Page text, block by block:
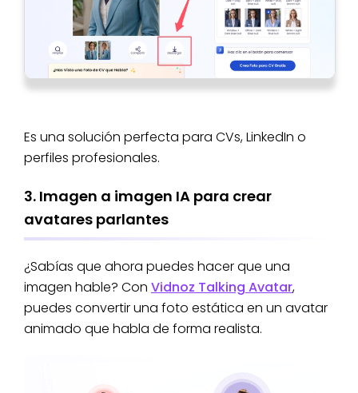
Es una solución perfecta para CVs, LinkedIn o
perfiles profesionales.
3. Imagen a imagen IA para crear
avatares parlantes
¿Sabías que ahora puedes hacer que una
imagen hable? Con Vidnoz Talking Avatar,
puedes convertir una foto estática en un avatar
animado que habla de forma realista.